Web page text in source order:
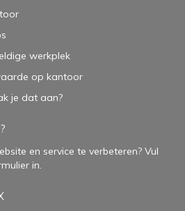
werkplek
op kantoor
je dat aan?
en service te verbeteren? Vul
in.